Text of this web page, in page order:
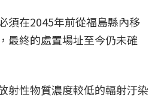
須在2045年前從福島縣內移
最終的處置場址至今仍未確
射性物質濃度較低的輻射汙染